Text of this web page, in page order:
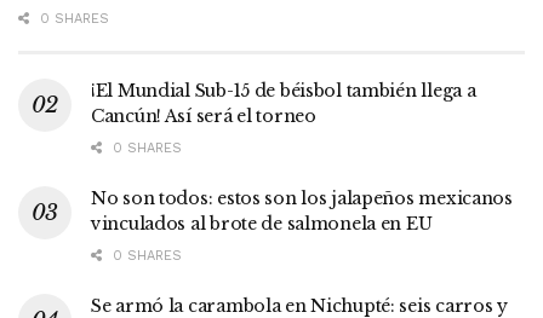
0 SHARES
¡El Mundial Sub-15 de béisbol también llega a
Cancún! Así será el torneo
0 SHARES
No son todos: estos son los jalapeños mexicanos
vinculados al brote de salmonela en EU
0 SHARES
Se armó la carambola en Nichupté: seis carros y